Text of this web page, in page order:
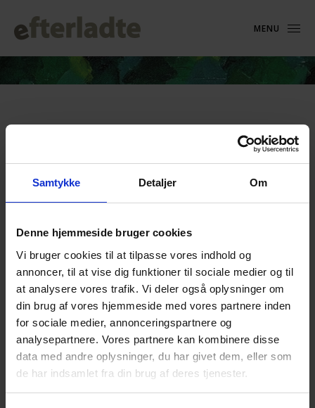
Samtykke Detaljer Om
Denne hjemmeside bruger cookies
Vi bruger cookies til at tilpasse vores indhold og
annoncer, til at vise dig funktioner til sociale medier og til
at analysere vores trafik. Vi deler også oplysninger om
din brug af vores hjemmeside med vores partnere inden
for sociale medier, annonceringspartnere og
analysepartnere. Vores partnere kan kombinere disse
data med andre oplysninger, du har givet dem, eller som
de har indsamlet fra din brug af deres tjenester.
MENU
Kunstterapi
Begivenheder Kunstterapi
NoticeIngen resultater fundet.
Søgning
og
Navigation
Søg
efter
Liste
Kommende
Vælg
dato.
ForrigeBegivenheder I dag
Abonner på kalender